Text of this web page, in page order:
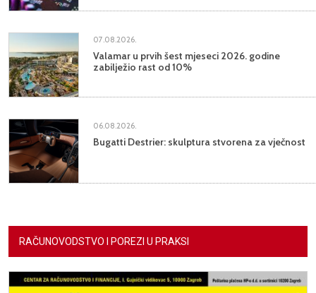
07.08.2026.
Valamar u prvih šest mjeseci 2026. godine
zabilježio rast od 10%
06.08.2026.
Bugatti Destrier: skulptura stvorena za vječnost
RAČUNOVODSTVO I POREZI U PRAKSI